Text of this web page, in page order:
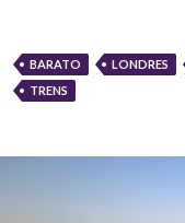
BARATO LONDRES
TRENS